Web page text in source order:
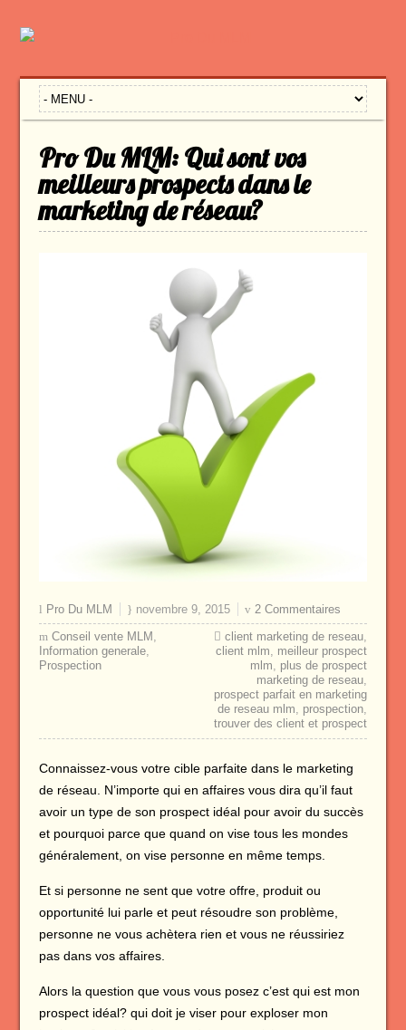
Pro Du MLM: Qui sont vos
meilleurs prospects dans le
marketing de réseau?
Pro Du MLM novembre 9, 2015
2 Commentaires
Conseil vente MLM
Information generale,
Prospection
client marketing de reseau
client mlm
meilleur prospect
mlm
plus de prospect
marketing de reseau
prospect parfait en marketing
de reseau mlm
prospection
trouver des client et prospect
Connaissez-vous votre cible parfaite dans le marketing
de réseau. N’importe qui en affaires vous dira qu’il faut
avoir un type de son prospect idéal pour avoir du succès
et pourquoi parce que quand on vise tous les mondes
généralement, on vise personne en même temps.
Et si personne ne sent que votre offre, produit ou
opportunité lui parle et peut résoudre son problème,
personne ne vous achètera rien et vous ne réussiriez
pas dans vos affaires.
Alors la question que vous vous posez c’est qui est mon
prospect idéal? qui doit je viser pour exploser mon